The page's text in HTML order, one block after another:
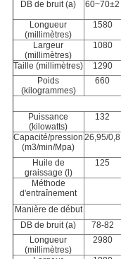
DB de bruit (a) 60~70±2
Longueur
(millimètres)
1580
Largeur
(millimètres)
1080
Taille (millimètres) 1290
Poids
(kilogrammes)
660
Puissance
(kilowatts)
132
Capacité/pression
(m3/min/Mpa)
26,95/0,8
Huile de
graissage (l)
125
Méthode
d'entraînement
Manière de début
DB de bruit(a) 78-82
Longueur
(millimètres)
2980